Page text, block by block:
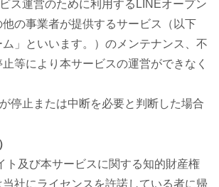
ス運営のために利用するLINEオープン
の事業者が提供するサービス（以下
ム」といいます。）のメンテナンス、不
等により本サービスの運営ができなく
停止または中断を必要と判断した場合
ト及び本サービスに関する知的財産権
社にライセンスを許諾している者に帰